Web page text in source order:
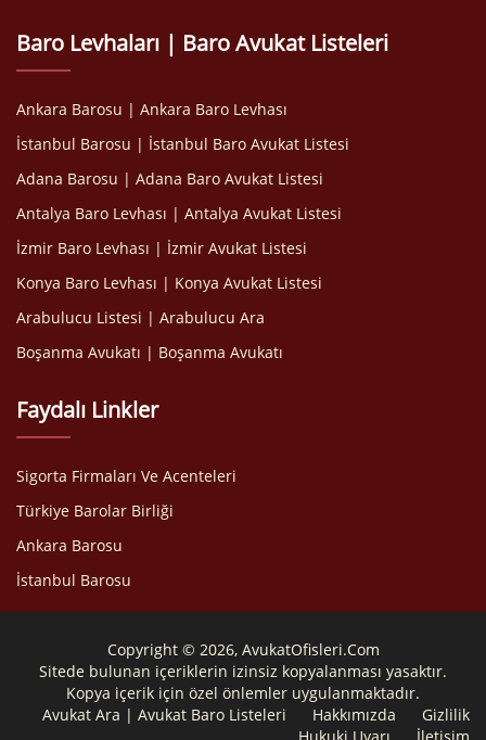
Baro Levhaları | Baro Avukat Listeleri
Ankara Barosu | Ankara Baro Levhası
İstanbul Barosu | İstanbul Baro Avukat Listesi
Adana Barosu | Adana Baro Avukat Listesi
Antalya Baro Levhası | Antalya Avukat Listesi
İzmir Baro Levhası | İzmir Avukat Listesi
Konya Baro Levhası | Konya Avukat Listesi
Arabulucu Listesi | Arabulucu Ara
Boşanma Avukatı | Boşanma Avukatı
Faydalı Linkler
Sigorta Firmaları Ve Acenteleri
Türkiye Barolar Birliği
Ankara Barosu
İstanbul Barosu
Copyright © 2026, AvukatOfisleri.Com
Sitede bulunan içeriklerin izinsiz kopyalanması yasaktır.
Kopya içerik için özel önlemler uygulanmaktadır.
Avukat Ara | Avukat Baro Listeleri
Hakkımızda
Gizlilik